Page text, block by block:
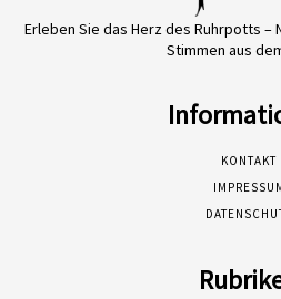
Erleben Sie das Herz des Ruhrpotts –
Stimmen aus
KONTAKT